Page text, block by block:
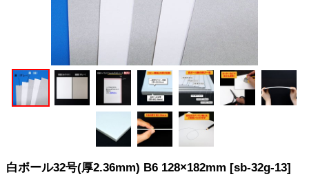
白ボール32号(厚2.36mm) B6 128×182mm [sb-32g-13]